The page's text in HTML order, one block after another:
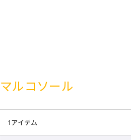
マルコソール
1アイテム